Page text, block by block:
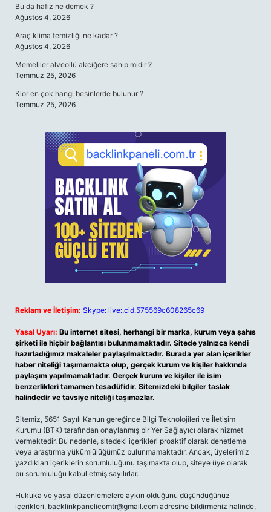
Bu da hafız ne demek ?
Ağustos 4, 2026
Araç klima temizliği ne kadar ?
Ağustos 4, 2026
Memeliler alveollü akciğere sahip midir ?
Temmuz 25, 2026
Klor en çok hangi besinlerde bulunur ?
Temmuz 25, 2026
Reklam ve İletişim: Skype: live:.cid.575569c608265c69
Yasal Uyarı: Bu internet sitesi, herhangi bir marka, kurum veya şahıs
şirketi ile hiçbir bağlantısı bulunmamaktadır. Sitede yalnızca kendi
hazırladığımız makaleler paylaşılmaktadır. Burada yer alan içerikler
haber niteliği taşımamakta olup, gerçek kurum ve kişiler hakkında
paylaşım yapılmamaktadır. Gerçek kurum ve kişiler ile isim
benzerlikleri tamamen tesadüfidir. Sitemizdeki bilgiler taslak
halindedir ve tavsiye niteliği taşımazlar.
Sitemiz, 5651 Sayılı Kanun gereğince Bilgi Teknolojileri ve İletişim
Kurumu (BTK) tarafından onaylanmış bir Yer Sağlayıcı olarak hizmet
vermektedir. Bu nedenle, sitedeki içerikleri proaktif olarak denetleme
veya araştırma yükümlülüğümüz bulunmamaktadır. Ancak, üyelerimiz
yazdıkları içeriklerin sorumluluğunu taşımakta olup, siteye üye olarak
bu sorumluluğu kabul etmiş sayılırlar.
Hukuka ve yasal düzenlemelere aykırı olduğunu düşündüğünüz
içerikleri, backlinkpanelicomtr@gmail.com adresine bildirmeniz halinde,